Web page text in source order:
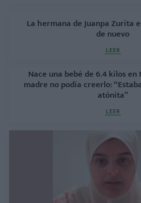
La hermana de Juanpa Zurita
de nuevo
LEER
Nace una bebé de 6.4 kilos en
madre no podía creerlo:
atónita”
LEER